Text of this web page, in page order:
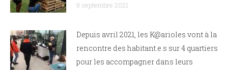
9 septembre 2021
Depuis avril 2021, les K@arioles vont à la
rencontre des habitant.e.s sur 4 quartiers
pour les accompagner dans leurs